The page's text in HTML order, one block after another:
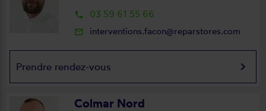
local_phone 03 59 61 55 66
mail_outline interventions.facon@reparstores.com
Prendre rendez-vous keyboard_arrow_right
Colmar Nord